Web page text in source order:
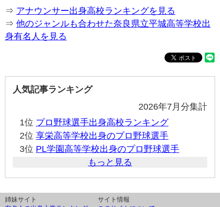
⇒ アナウンサー出身高校ランキングを見る
⇒ 他のジャンルも合わせた奈良県立平城高等学校出
身有名人を見る
人気記事ランキング
2026年7月分集計
1位 プロ野球選手出身高校ランキング
2位 享栄高等学校出身のプロ野球選手
3位 PL学園高等学校出身のプロ野球選手
もっと見る
姉妹サイト
サイト情報